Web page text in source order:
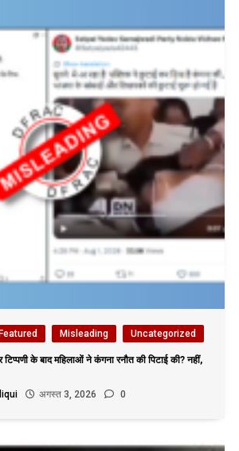
Featured Misleading Uncategorized
के बाद महिलाओं ने कंगना रनौत की पिटाई की? नहीं,
अगस्त 3, 2026 0